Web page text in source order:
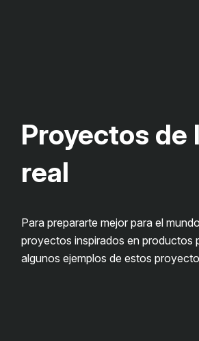
Proyectos de
real
Para prepararte mejor para el
proyectos inspirados en productos
algunos ejemplos de estos